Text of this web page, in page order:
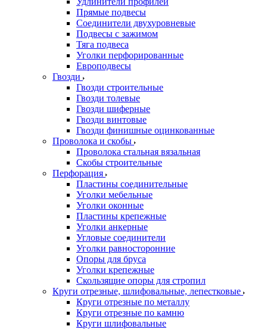
Прямые подвесы
Соединители двухуровневые
Подвесы с зажимом
Тяга подвеса
Уголки перфорированные
Европодвесы
Гвозди
Гвозди строительные
Гвозди толевые
Гвозди шиферные
Гвозди винтовые
Гвозди финишные оцинкованные
Проволока и скобы
Проволока стальная вязальная
Скобы строительные
Перфорация
Пластины соединительные
Уголки мебельные
Уголки оконные
Пластины крепежные
Уголки анкерные
Угловые соединители
Уголки равносторонние
Опоры для бруса
Уголки крепежные
Скользящие опоры для стропил
Круги отрезные, шлифовальные, лепестковые
Круги отрезные по металлу
Круги отрезные по камню
Круги шлифовальные